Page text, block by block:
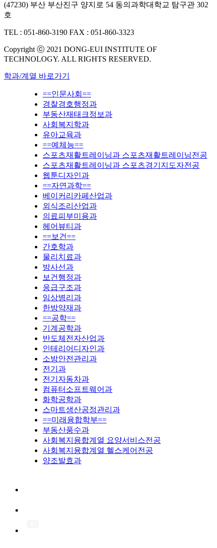
(47230) 부산 부산진구 양지로 54 동의과학대학교 탐구관 302
호
TEL : 051-860-3190 FAX : 051-860-3323
Copyright ⓒ 2021 DONG-EUI INSTITUTE OF
TECHNOLOGY. ALL RIGHTS RESERVED.
학과/계열 바로가기
==인문사회==
경찰경호행정과
부동산재태크정보과
사회복지학과
유아교육과
==예체능==
스포츠재활트레이닝과 스포츠재활트레이닝전공
스포츠재활트레이닝과 스포츠경기지도자전공
웹툰디자인과
==자연과학==
베이커리카페산업과
외식조리산업과
의료피부미용과
헤어뷰티과
==보건==
간호학과
물리치료과
방사선과
보건행정과
응급구조과
임상병리과
한방약재과
==공학==
기계공학과
반도체전자산업과
인테리어디자인과
소방안전관리과
전기과
전기자동차과
컴퓨터소프트웨어과
화학공학과
스마트생산공정관리과
==미래융합학부==
부동산풍수과
사회복지융합계열 요양서비스전공
사회복지융합계열 헬스케어전공
양조발효과